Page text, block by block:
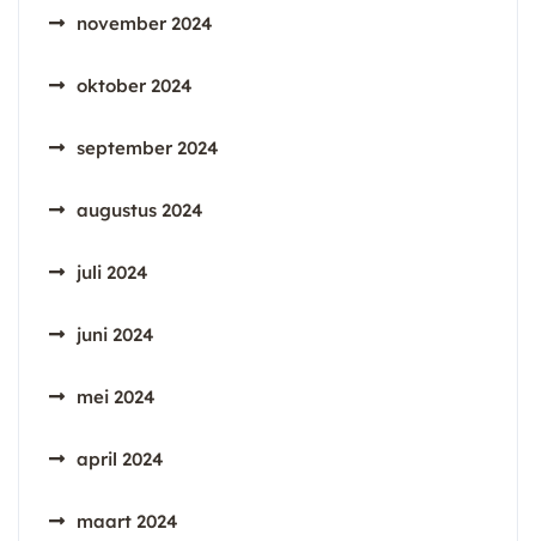
november 2024
oktober 2024
september 2024
augustus 2024
juli 2024
juni 2024
mei 2024
april 2024
maart 2024